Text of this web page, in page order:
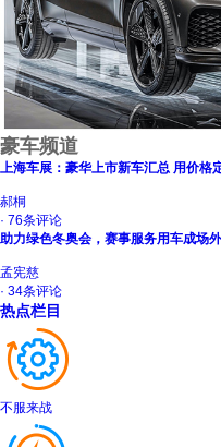
豪车频道
上海车展：豪华上市新车汇总 用价格
郝桐
· 76条评论
助力绿色冬奥会，赛事服务用车成场
孟宪慈
· 34条评论
热点栏目
不服来战